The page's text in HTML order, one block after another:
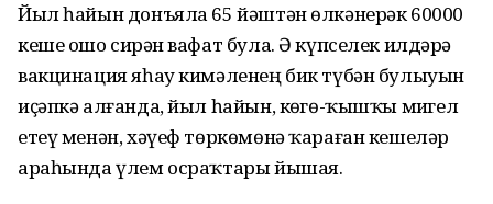
Йыл һайын донъяла 65 йәштән өлкәнерәк 60000
кеше ошо сирҙән вафат була. Ә күпселек илдәрҙә
вакцинация яһау кимәленең бик түбән булыуын
иҫәпкә алғанда, йыл һайын, көҙгө-ҡышҡы миҙгел
етеү менән, хәүеф төркөмөнә ҡараған кешеләр
араһында үлем осраҡтары йышая.